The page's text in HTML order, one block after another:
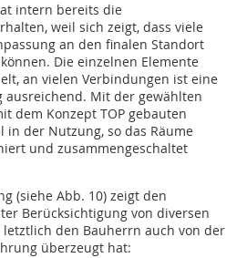
intern bereits die
weil sich zeigt, dass viele
an den finalen Standort
Die einzelnen Elemente
an vielen Verbindungen ist eine
ausreichend. Mit der gewählten
dem Konzept TOP gebauten
in der Nutzung, so das Räume
und zusammengeschaltet
(siehe Abb. 10) zeigt den
Berücksichtigung von diversen
den Bauherrn auch von der
überzeugt hat: